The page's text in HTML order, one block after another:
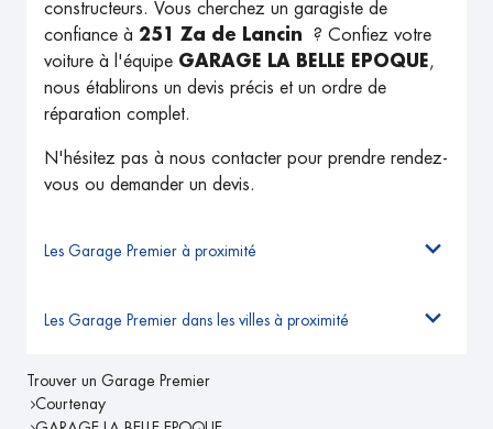
constructeurs. Vous cherchez un garagiste de
confiance à 251 Za de Lancin
? Confiez votre
voiture à l'équipe GARAGE LA BELLE EPOQUE,
nous établirons un devis précis et un ordre de
réparation complet.
N'hésitez pas à nous contacter pour prendre rendez-
vous ou demander un devis.
Les Garage Premier à proximité
Les Garage Premier dans les villes à proximité
Trouver un Garage Premier
Courtenay